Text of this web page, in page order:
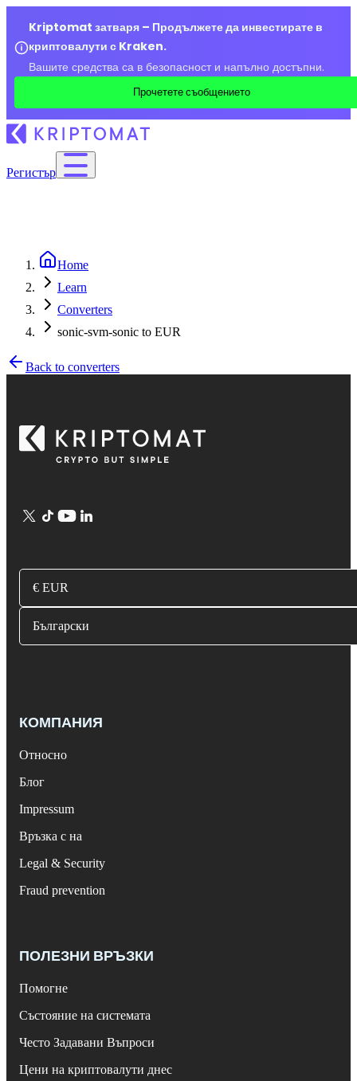
Kriptomat затваря – Продължете да инвестирате в
криптовалути с Kraken.
Вашите средства са в безопасност и напълно достъпни.
Прочетете съобщението
Регистър
Home
Learn
Converters
sonic-svm-sonic to EUR
Back to converters
€ EUR
Български
КОМПАНИЯ
Относно
Блог
Impressum
Връзка с на
Legal & Security
Fraud prevention
ПОЛЕЗНИ ВРЪЗКИ
Помогне
Състояние на системата
Често Задавани Въпроси
Цени на криптовалути днес